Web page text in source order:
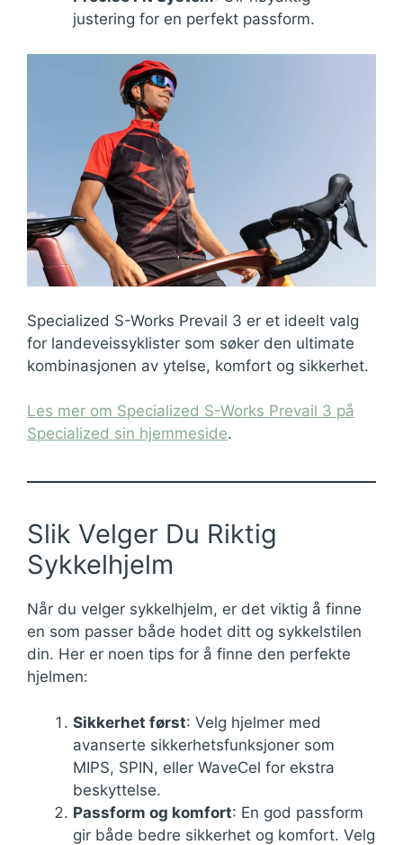
justering for en perfekt passform.
Specialized S-Works Prevail 3 er et ideelt valg
for landeveissyklister som søker den ultimate
kombinasjonen av ytelse, komfort og sikkerhet.
Les mer om Specialized S-Works Prevail 3 på
Specialized sin hjemmeside.
Slik Velger Du Riktig
Sykkelhjelm
Når du velger sykkelhjelm, er det viktig å finne
en som passer både hodet ditt og sykkelstilen
din. Her er noen tips for å finne den perfekte
hjelmen:
Sikkerhet først: Velg hjelmer med
avanserte sikkerhetsfunksjoner som
MIPS, SPIN, eller WaveCel for ekstra
beskyttelse.
Passform og komfort: En god passform
gir både bedre sikkerhet og komfort. Velg